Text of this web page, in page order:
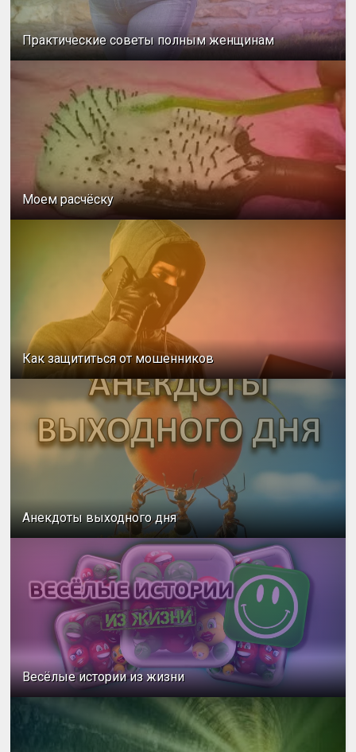
Практические советы полным женщинам
Моем расчёску
Как защититься от мошенников
Анекдоты выходного дня
Весёлые истории из жизни